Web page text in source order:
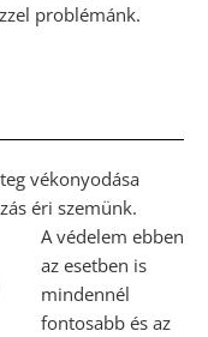
problémánk.
vékonyodása
éri szemünk.
A védelem ebben
az esetben is
mindennél
fontosabb és az